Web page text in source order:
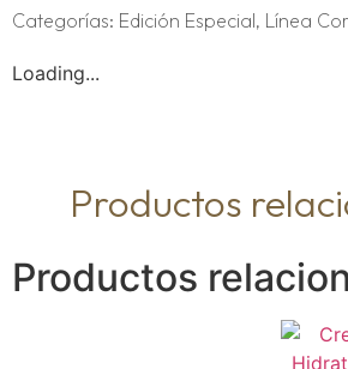
Categorías: Edición Especial, Línea
Loading...
Productos
Productos